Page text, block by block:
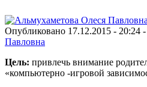
Опубликовано 17.12.2015 - 20:24 -
Павловна
Цель: привлечь внимание
«компьютерно -игровой